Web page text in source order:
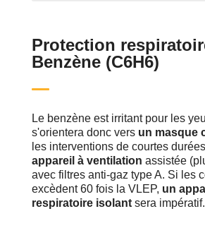
Protection
Benzène (C6H6)
Le benzène est irritant pour les
s'orientera donc vers un masque
les interventions de courtes
appareil à ventilation assistée
avec filtres anti-gaz type A. Si les
excèdent 60 fois la VLEP, un
respiratoire isolant sera impératif.